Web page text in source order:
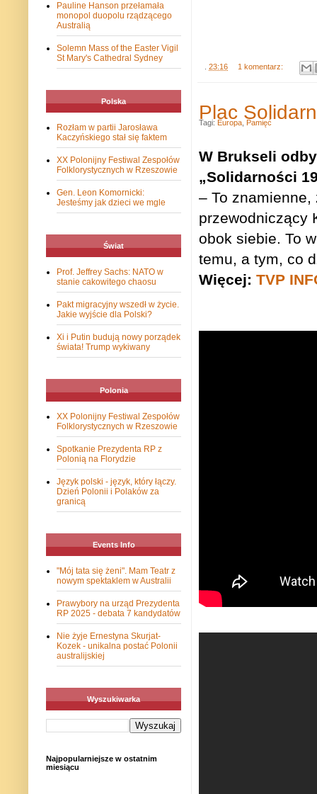
. 23:16 1 komentarz:
Plac
W Brukseli
„Solidarności
– To znamienne,
przewodniczący
obok siebie. To
temu, a tym, co
Więcej: TVP
Tagi: Europa Pamięć
Pauline Hanson przełamała
monopol duopolu rządzącego
Australią
Solemn Mass of the Easter Vigil
St Mary's Cathedral Sydney
Polska
Rozłam w partii Jarosława
Kaczyńskiego stał się faktem
XX Polonijny Festiwal Zespołów
Folklorystycznych w Rzeszowie
Gen. Leon Komornicki:
Jesteśmy jak dzieci we mgle
Świat
Prof. Jeffrey Sachs: NATO w
stanie cakowitego chaosu
Pakt migracyjny wszedł w życie.
Jakie wyjście dla Polski?
Xi i Putin budują nowy porządek
świata! Trump wykiwany
Polonia
XX Polonijny Festiwal Zespołów
Folklorystycznych w Rzeszowie
Spotkanie Prezydenta RP z
Polonią na Florydzie
Język polski - język, który łączy.
Dzień Polonii i Polaków za
granicą
Events Info
"Mój tata się żeni". Mam Teatr z
nowym spektaklem w Australii
Prawybory na urząd Prezydenta
RP 2025 - debata 7 kandydatów
Nie żyje Ernestyna Skurjat-
Kozek - unikalna postać Polonii
australijskiej
Wyszukiwarka
Najpopularniejsze w ostatnim
miesiącu